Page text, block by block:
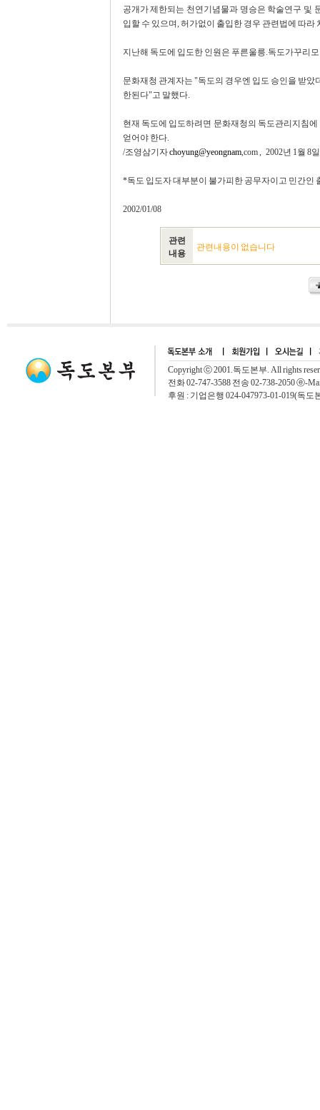
공개가 제한되는 천연기념물과 명승은 학술연구 및
입할 수 있으며, 허가없이 출입한 경우 관련법에 따라
지난해 독도에 입도한 인원은 푸른울릉.독도가꾸리
문화재청 관계자는 "독도의 경우엔 입도 승인을 받
한된다"고 말했다.
현재 독도에 입도하려면 문화재청의 독도관리지침
얻어야 한다.
/조영삼기자choyung@yeongnam,com , 2002년 1월 8일
*독도 입도자 대부분이 불가피한 공무자이고 민간인
2002/01/08
관련
내용
관련내용이 없습니다
Copyright ⓒ 2001.독도본부. All rights
전화 02-747-3588 전송 02-738-2050 ⓔ-
후원 : 기업은행 024-047973-01-019(독도